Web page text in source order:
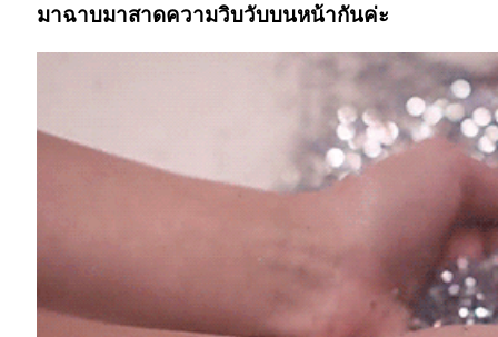
มาฉาบมาสาดความวิบวับบนหน้ากันค่ะ